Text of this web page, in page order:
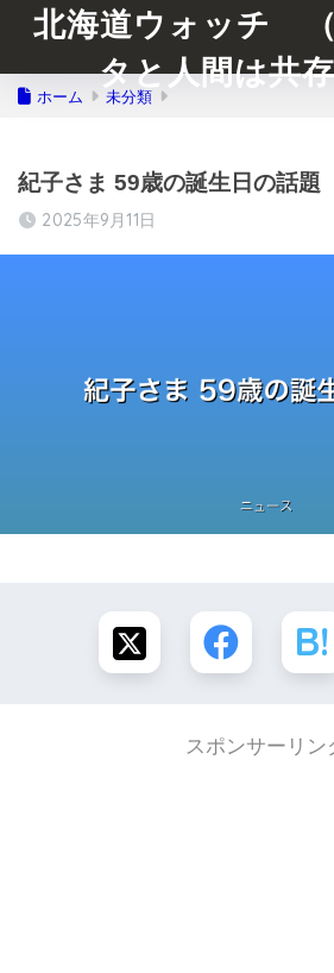
北海道ウォッチ
タと人間は共
ホーム 未分類
紀子さま 59歳の誕生日の話題
2025年9月11日
スポンサーリン